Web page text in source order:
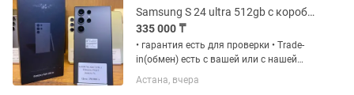
Samsung S 24 ultra 512gb с коробкой Рассрочка 0 0 12
335 000 ₸
• гарантия есть для проверки • Trade-
in(обмен) есть с вашей или с нашей
доплатой Наш адрес: Г.Астана Ул
Жанкент 96 Брайт Маркет для точной
Астана, вчера